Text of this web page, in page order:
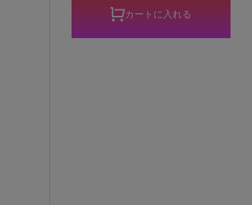
カートに入れる